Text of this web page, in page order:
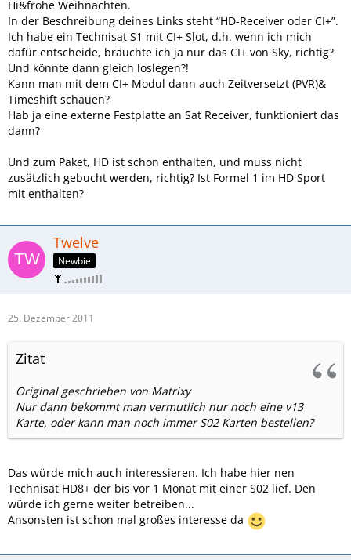
Hi&frohe Weihnachten.
In der Beschreibung deines Links steht “HD-Receiver oder CI+”.
Ich habe ein Technisat S1 mit CI+ Slot, d.h. wenn ich mich
dafür entscheide, bräuchte ich ja nur das CI+ von Sky, richtig?
Und könnte dann gleich loslegen?!
Kann man mit dem CI+ Modul dann auch Zeitversetzt (PVR)&
Timeshift schauen?
Hab ja eine externe Festplatte an Sat Receiver, funktioniert das
dann?
Und zum Paket, HD ist schon enthalten, und muss nicht
zusätzlich gebucht werden, richtig? Ist Formel 1 im HD Sport
mit enthalten?
Twelve
Newbie
25. Dezember 2011
Zitat
Original geschrieben von Matrixy
Nur dann bekommt man vermutlich nur noch eine v13
Karte, oder kann man noch immer S02 Karten bestellen?
Das würde mich auch interessieren. Ich habe hier nen
Technisat HD8+ der bis vor 1 Monat mit einer S02 lief. Den
würde ich gerne weiter betreiben...
Ansonsten ist schon mal großes interesse da